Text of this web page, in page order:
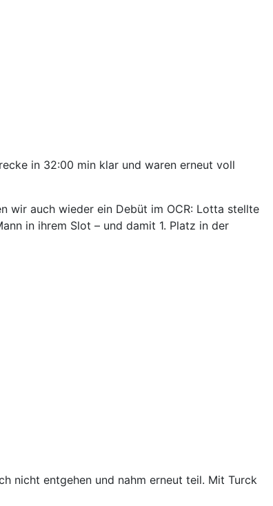
in 32:00 min klar und waren erneut voll
wir auch wieder ein Debüt im OCR: Lotta stellte
in ihrem Slot – und damit 1. Platz in der
nicht entgehen und nahm erneut teil. Mit Turck